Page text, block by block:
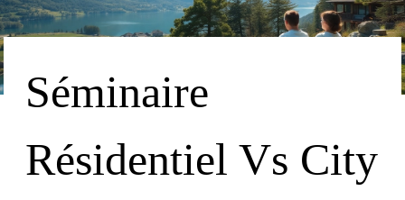
Séminaire
Résidentiel Vs City